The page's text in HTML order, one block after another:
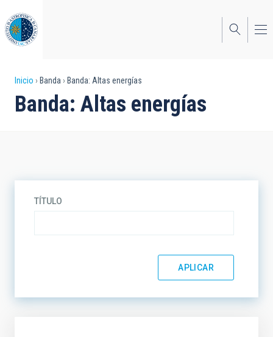
al
contenido
principal
Sobrescribir
enlaces
navegación
Inicio Banda Banda: Altas energías
Banda: Altas energías
TÍTULO